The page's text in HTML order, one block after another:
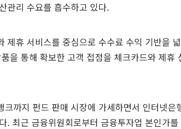
관리 수요를 흡수하고 있다.
제휴 서비스를 중심으로 수수료 수익 기반을
을 통해 확보한 고객 접점을 체크카드와 제휴
크까지 펀드 판매 시장에 가세하면서 인터넷은
. 최근 금융위원회로부터 금융투자업 본인가